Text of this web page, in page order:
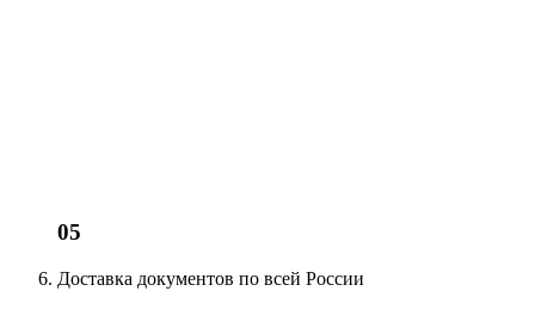
05
Доставка документов по всей России